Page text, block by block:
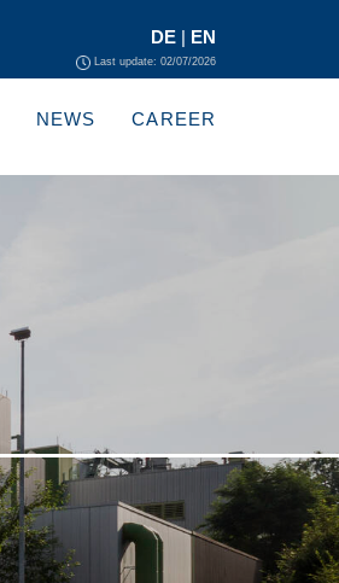
Last update: 02/07/2026
DE | EN
NEWS CAREER